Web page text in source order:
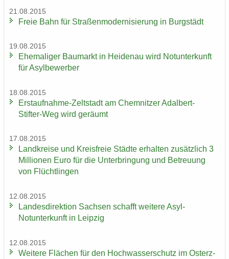
21.08.2015
Freie Bahn für Stra­ßen­mo­der­ni­sie­rung in Burg­städt
19.08.2015
Ehe­ma­li­ger Bau­markt in Hei­den­au wird Not­un­ter­kunft
für Asyl­be­wer­ber
18.08.2015
Erstaufnahme-​Zeltstadt am Chem­nit­zer Adalbert-​
Stifter-Weg wird ge­räumt
17.08.2015
Land­krei­se und Kreis­freie Städ­te er­hal­ten zu­sätz­lich 3
Mil­lio­nen Euro für die Un­ter­brin­gung und Be­treu­ung
von Flücht­lin­gen
12.08.2015
Lan­des­di­rek­ti­on Sach­sen schafft wei­te­re Asyl-​
Notunterkunft in Leip­zig
12.08.2015
Wei­te­re Flä­chen für den Hoch­was­ser­schutz im Ost­erz­